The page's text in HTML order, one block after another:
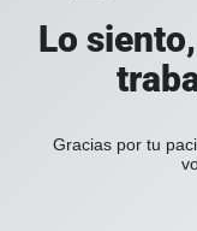
Lo
Gracias por tu